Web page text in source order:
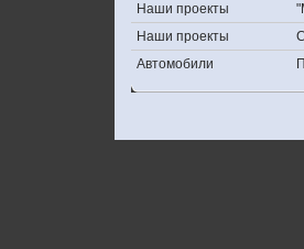
Наши проекты
Наши проекты
Автомобили